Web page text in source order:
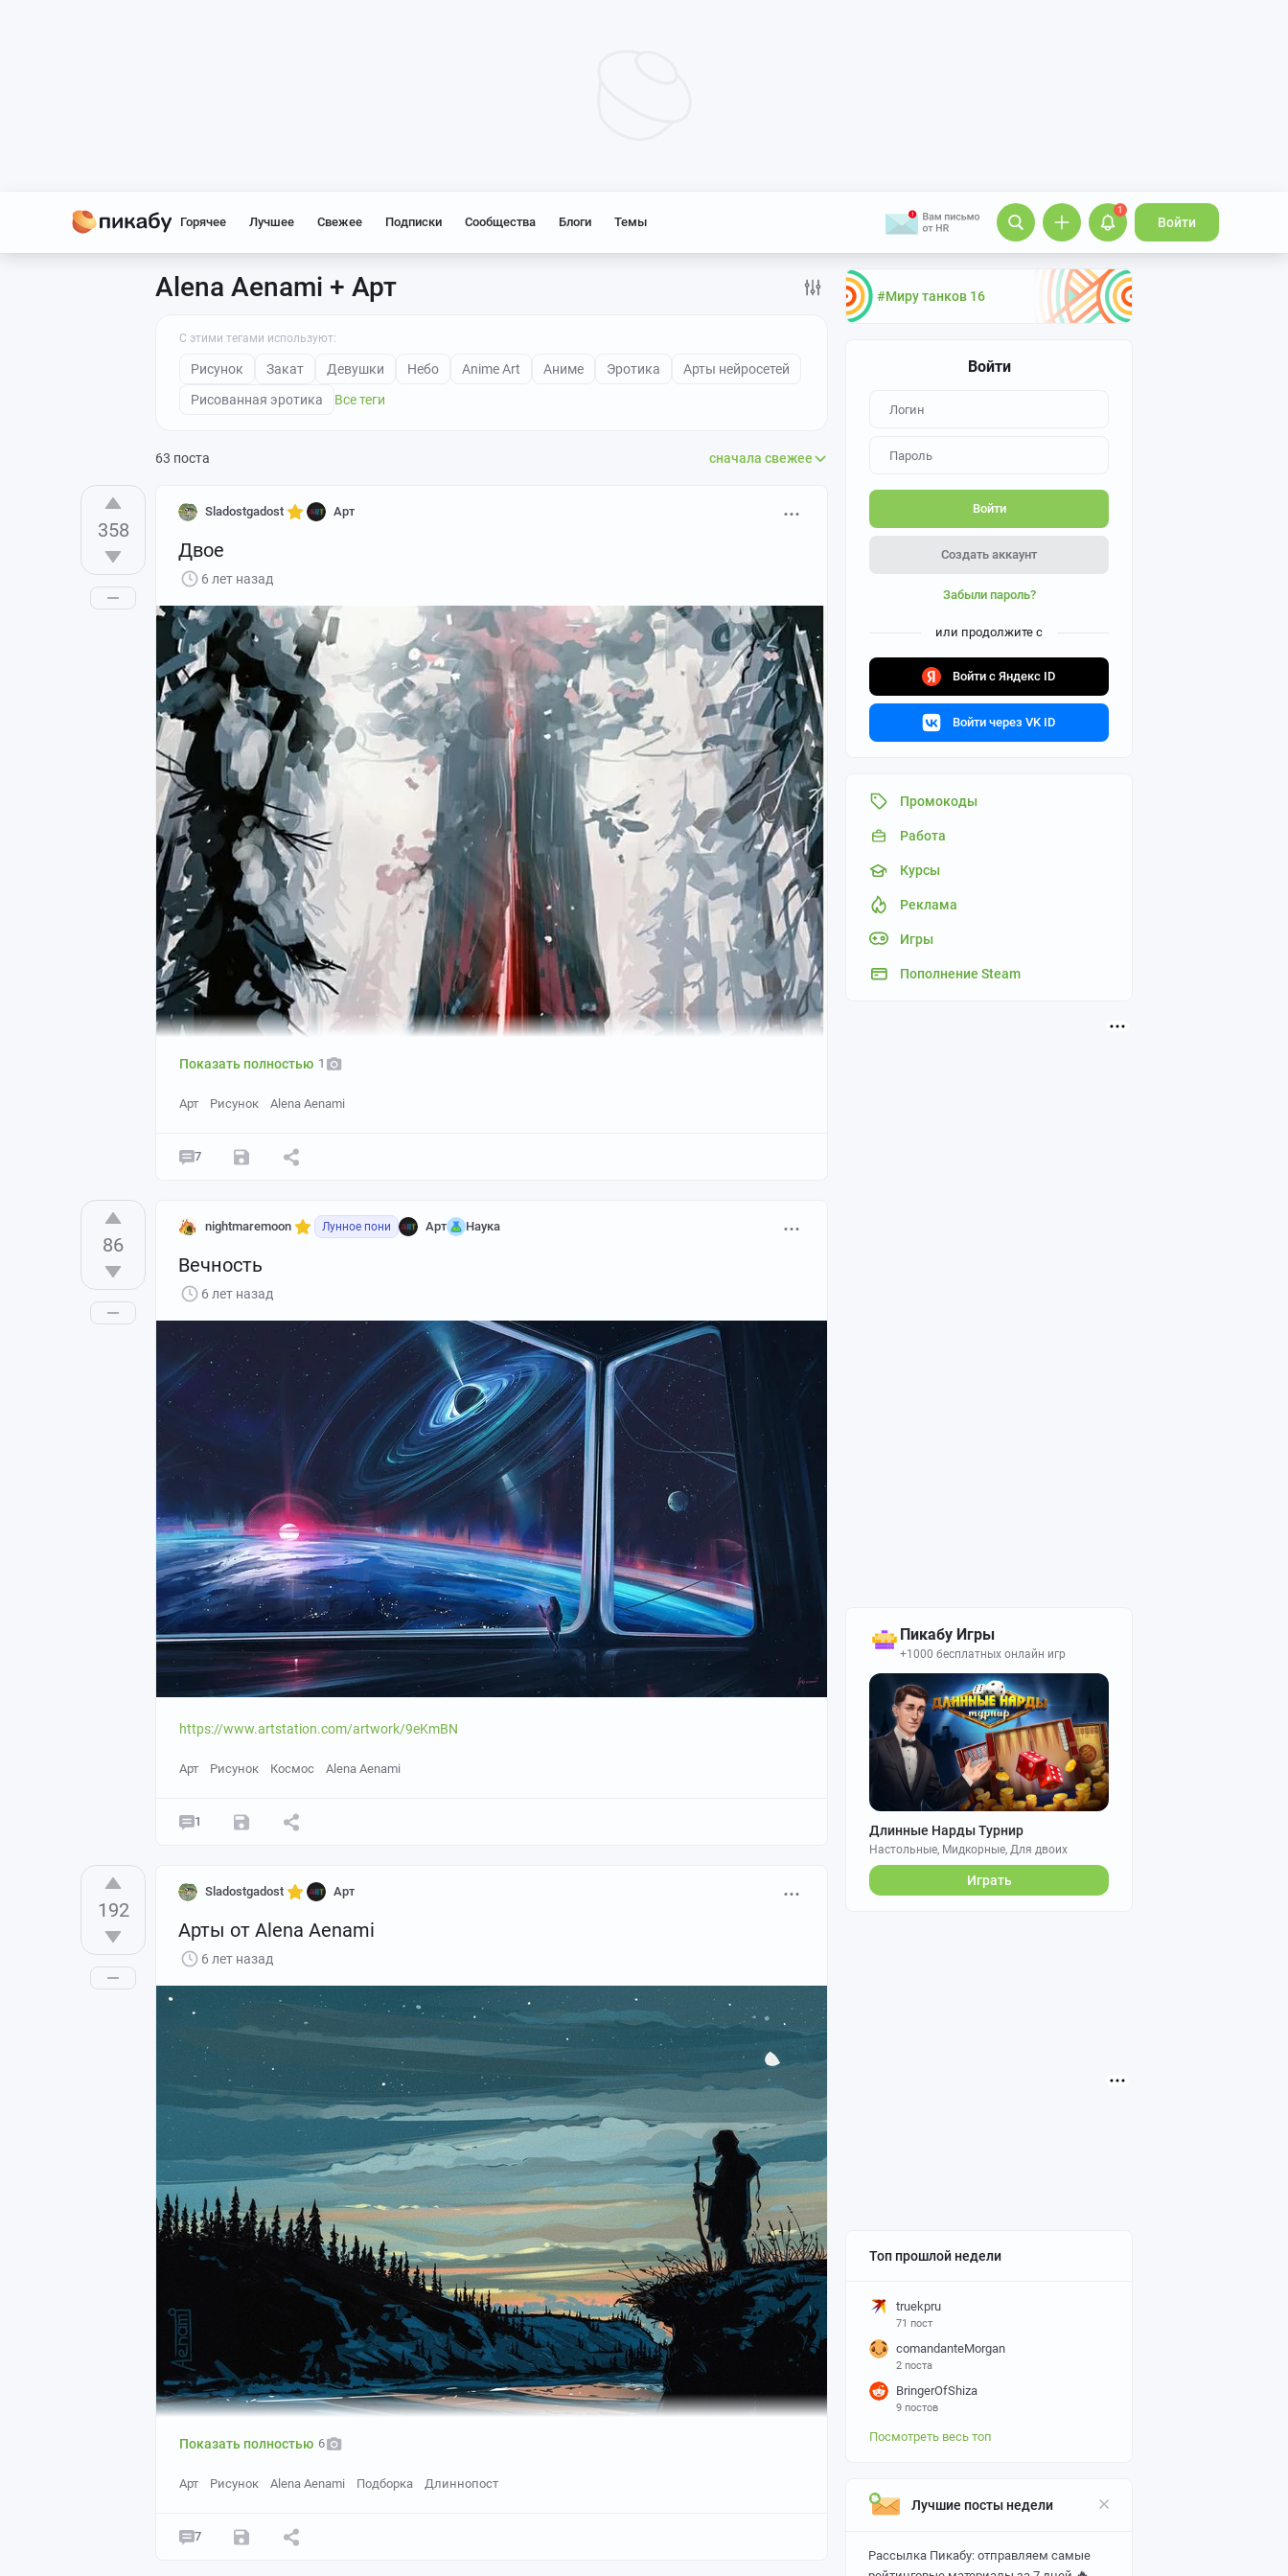
Горячее Лучшее Свежее Подписки Сообщества Блоги Темы
1
Войти
#Миру танков 16
Войти
Войти
Создать аккаунт
Забыли пароль?
или продолжите с
Войти с Яндекс ID
Войти через VK ID
Промокоды
Работа
Курсы
Реклама
Игры
Пополнение Steam
Пикабу Игры
+1000 бесплатных онлайн игр
Длинные Нарды Турнир
Настольные, Мидкорные, Для двоих
Играть
Топ прошлой недели
truekpru
71 пост
comandanteMorgan
2 поста
BringerOfShiza
9 постов
Посмотреть весь топ
Лучшие посты недели
Рассылка Пикабу: отправляем самые
Alena Aenami + Арт
С этими тегами используют:
Рисунок Закат Девушки Небо Anime Art Аниме Эротика
Арты нейросетей
Рисованная эротика
Все теги
63 поста сначала свежее
358
Sladostgadost Арт
Двое
6 лет назад
Показать полностью 1
Арт Рисунок Alena Aenami
7
86
nightmaremoon Лунное пони Арт Наука
Вечность
6 лет назад
https://www.artstation.com/artwork/9eKmBN
Арт Рисунок Космос Alena Aenami
1
192
Sladostgadost Арт
Арты от Alena Aenami
6 лет назад
Показать полностью 6
Арт Рисунок Alena Aenami Подборка Длиннопост
7